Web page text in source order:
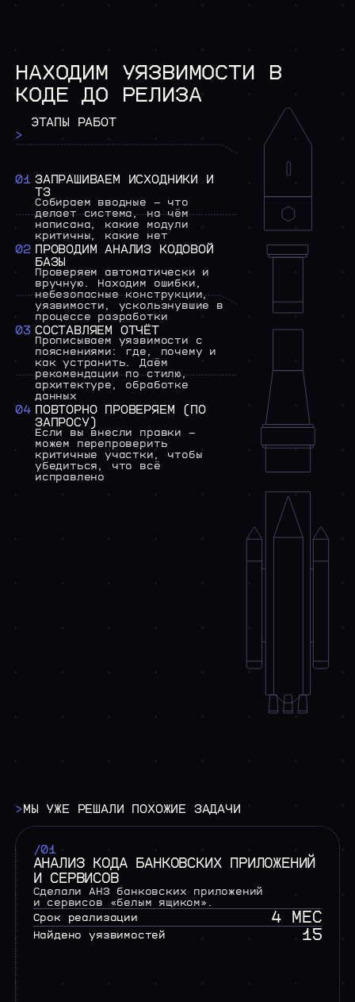
НАХОДИМ УЯЗВИМОСТИ
В
КОДЕ ДО РЕЛИЗА
>
ЭТАПЫ РАБОТ
01 ЗАПРАШИВАЕМ ИСХОДНИКИ
И
ТЗ
Собираем вводные —
что
делает
система, на
чём
написана,
какие
модули
критичны,
какие нет
02 ПРОВОДИМ АНАЛИЗ
КОДОВОЙ
БАЗЫ
Проверяем автоматически
и
вручную.
Находим
ошибки,
небезопасные
конструкции,
уязвимости,
ускользнувшие
в
процессе
разработки
03 СОСТАВЛЯЕМ ОТЧЁТ
Прописываем уязвимости
с
пояснениями:
где, почему
и
как
устранить.
Даём
рекомендации
по
стилю,
архитектуре,
обработке
данных
04 ПОВТОРНО ПРОВЕРЯЕМ
(ПО
ЗАПРОСУ)
Если вы внесли правки
—
можем
перепроверить
критичные
участки,
чтобы
убедиться,
что
всё
исправлено
>МЫ УЖЕ РЕШАЛИ ПОХОЖИЕ ЗАДАЧИ
/01
АНАЛИЗ КОДА БАНКОВСКИХ ПРИЛОЖЕНИЙ
И СЕРВИСОВ
Сделали АНЗ банковских приложений
и сервисов «белым ящиком».
Срок реализации
4 МЕС
Найдено уязвимостей 15